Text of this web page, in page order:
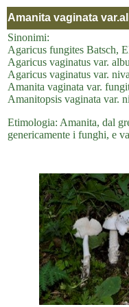
Amanita vaginata
Sinonimi:
Agaricus fungites Batsch,
Agaricus vaginatus var.
Agaricus vaginatus var.
Amanita vaginata var.
Amanitopsis vaginata var.
Etimologia: Amanita, dal
genericamente i funghi, e